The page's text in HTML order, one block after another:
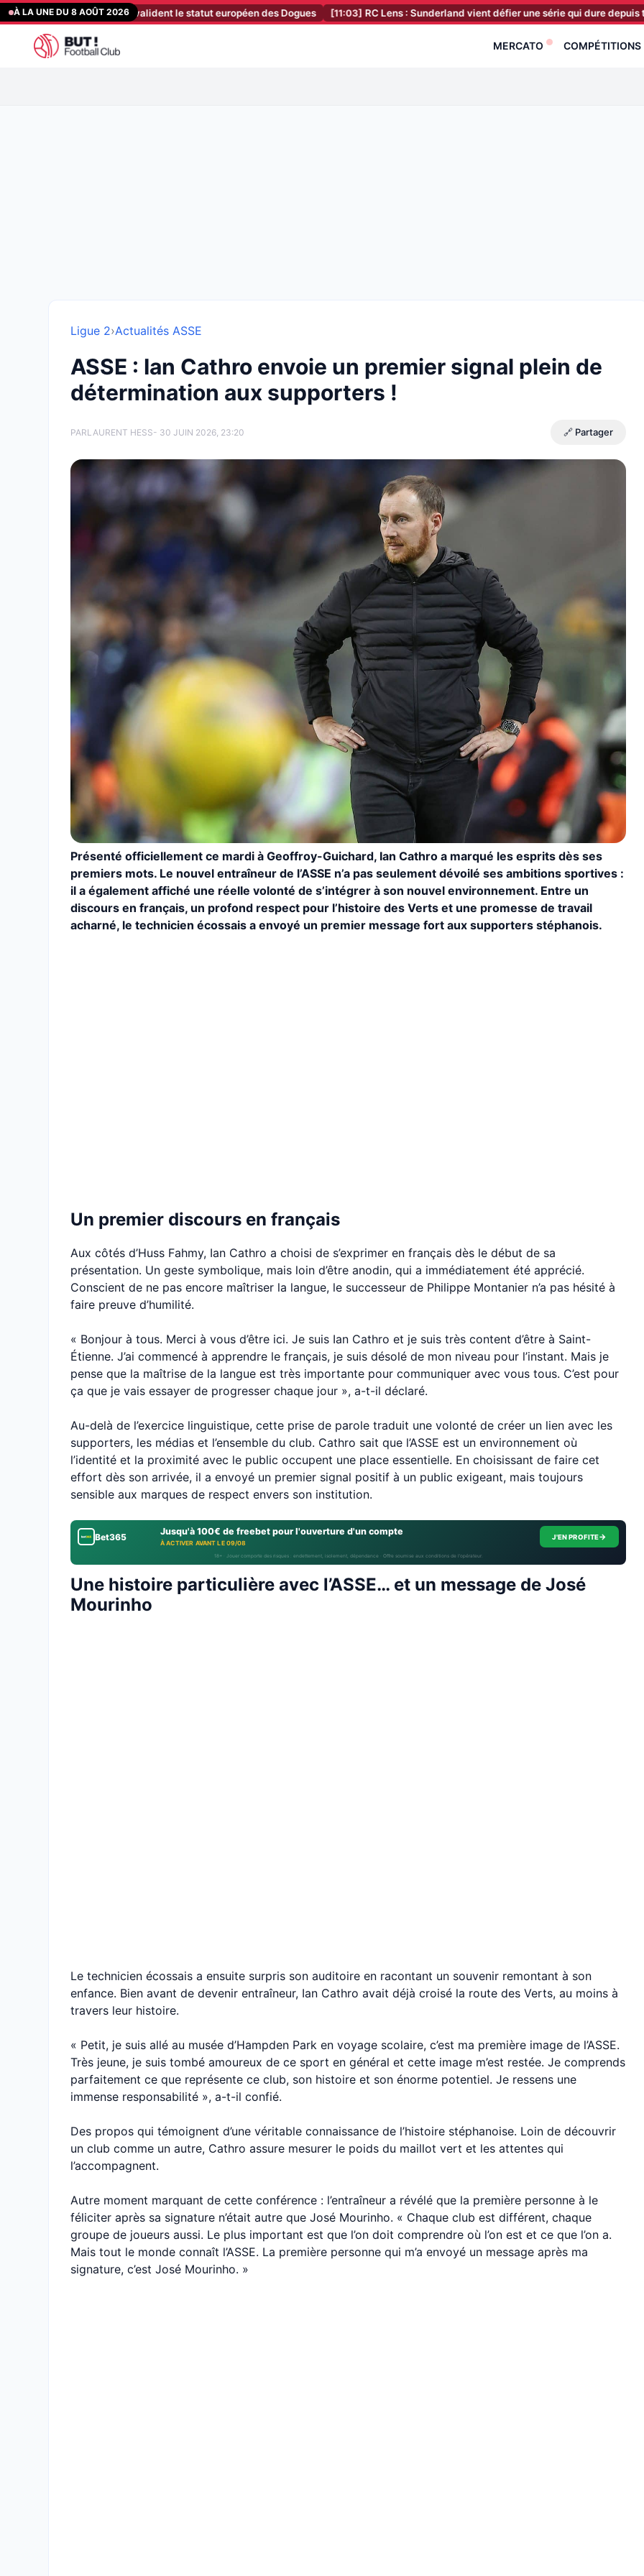
Aller
au
contenu
À LA UNE DU 8 AOÛT 2026
de Hambourg valident le statut européen des Dogues [11:03] RC Lens : Sunderland vient défier une série qui dure depuis trois ans
MERCATO COMPÉTITIONS
Ligue 2›Actualités ASSE
ASSE : Ian Cathro envoie un premier signal plein de
détermination aux supporters !
PARLAURENT HESS- 30 JUIN 2026, 23:20 🔗 Partager
Présenté officiellement ce mardi à Geoffroy-Guichard, Ian Cathro a marqué les esprits dès ses
premiers mots. Le nouvel entraîneur de l’ASSE n’a pas seulement dévoilé ses ambitions sportives :
il a également affiché une réelle volonté de s’intégrer à son nouvel environnement. Entre un
discours en français, un profond respect pour l’histoire des Verts et une promesse de travail
acharné, le technicien écossais a envoyé un premier message fort aux supporters stéphanois.
Un premier discours en français
Aux côtés d’Huss Fahmy, Ian Cathro a choisi de s’exprimer en français dès le début de sa
présentation. Un geste symbolique, mais loin d’être anodin, qui a immédiatement été apprécié.
Conscient de ne pas encore maîtriser la langue, le successeur de Philippe Montanier n’a pas hésité à
faire preuve d’humilité.
« Bonjour à tous. Merci à vous d’être ici. Je suis Ian Cathro et je suis très content d’être à Saint-
Étienne. J’ai commencé à apprendre le français, je suis désolé de mon niveau pour l’instant. Mais je
pense que la maîtrise de la langue est très importante pour communiquer avec vous tous. C’est pour
ça que je vais essayer de progresser chaque jour », a-t-il déclaré.
Au-delà de l’exercice linguistique, cette prise de parole traduit une volonté de créer un lien avec les
supporters, les médias et l’ensemble du club. Cathro sait que l’ASSE est un environnement où
l’identité et la proximité avec le public occupent une place essentielle. En choisissant de faire cet
effort dès son arrivée, il a envoyé un premier signal positif à un public exigeant, mais toujours
sensible aux marques de respect envers son institution.
Bet365 Jusqu'à 100€ de freebet pour l'ouverture d'un compte
À ACTIVER AVANT LE 09/08
J'EN PROFITE→
18+ · Jouer comporte des risques : endettement, isolement, dépendance · Offre soumise aux conditions de l’opérateur.
Une histoire particulière avec l’ASSE… et un message de José
Mourinho
Le technicien écossais a ensuite surpris son auditoire en racontant un souvenir remontant à son
enfance. Bien avant de devenir entraîneur, Ian Cathro avait déjà croisé la route des Verts, au moins à
travers leur histoire.
« Petit, je suis allé au musée d’Hampden Park en voyage scolaire, c’est ma première image de l’ASSE.
Très jeune, je suis tombé amoureux de ce sport en général et cette image m’est restée. Je comprends
parfaitement ce que représente ce club, son histoire et son énorme potentiel. Je ressens une
immense responsabilité », a-t-il confié.
Des propos qui témoignent d’une véritable connaissance de l’histoire stéphanoise. Loin de découvrir
un club comme un autre, Cathro assure mesurer le poids du maillot vert et les attentes qui
l’accompagnent.
Autre moment marquant de cette conférence : l’entraîneur a révélé que la première personne à le
féliciter après sa signature n’était autre que José Mourinho. « Chaque club est différent, chaque
groupe de joueurs aussi. Le plus important est que l’on doit comprendre où l’on est et ce que l’on a.
Mais tout le monde connaît l’ASSE. La première personne qui m’a envoyé un message après ma
signature, c’est José Mourinho. »